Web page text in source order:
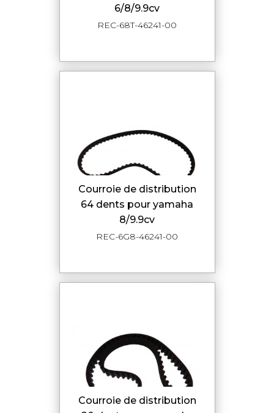
6/8/9.9cv
REC-68T-46241-00
courroie de distribution
64 dents pour yamaha
8/9.9cv
REC-6G8-46241-00
courroie de distribution